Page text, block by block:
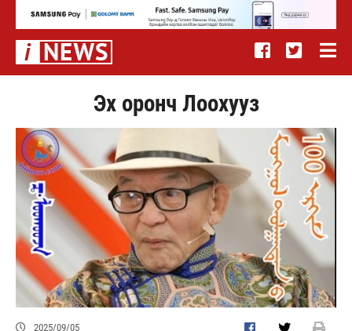
Эх оронч Лоохууз
2025/09/05